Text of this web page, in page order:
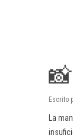
Escrito
La